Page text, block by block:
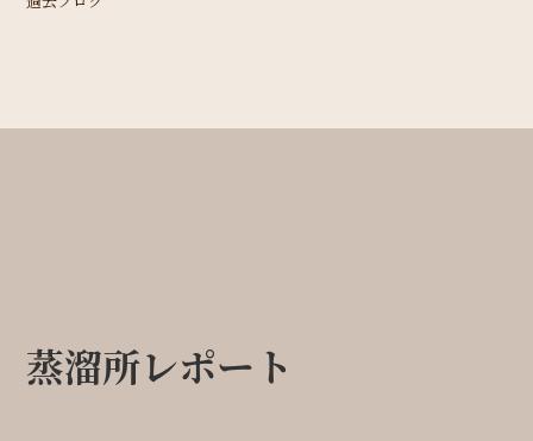
蒸溜所レポート